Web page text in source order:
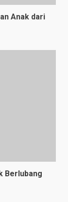
Anak dari
Berlubang